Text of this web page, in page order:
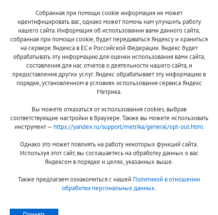
8 (800)
500-7844
Оплата и доставка
О компании
Акции и скидки
Новости
Контакты
Помощь
Принимаем к оплате:
Собранная при помощи cookie информация не может
идентифицировать вас, однако может помочь нам улучшить работу
нашего сайта. Информация об использовании вами данного сайта,
собранная при помощи cookie, будет передаваться Яндексу и храниться
на сервере Яндекса в ЕС и Российской Федерации. Яндекс будет
обрабатывать эту информацию для оценки использования вами сайта,
составления для нас отчетов о деятельности нашего сайта, и
предоставления других услуг. Яндекс обрабатывает эту информацию в
порядке, установленном в условиях использования сервиса Яндекс
Метрика.
Вы можете отказаться от использования cookies, выбрав
соответствующие настройки в браузере. Также вы можете использовать
инструмент — https://yandex.ru/support/metrika/general/opt-out.html
Однако это может повлиять на работу некоторых функций сайта.
Используя этот сайт, вы соглашаетесь на обработку данных о вас
Яндексом в порядке и целях, указанных выше.
Также предлагаем ознакомиться с нашей Политикой в отношении
обработки персональных данных.